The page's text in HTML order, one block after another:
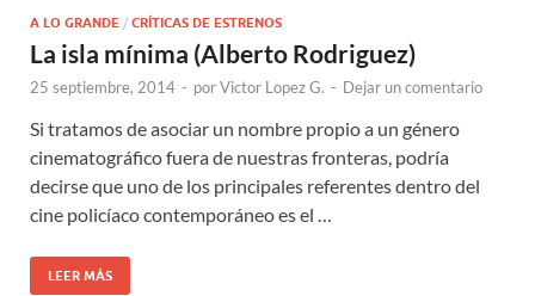
A LO GRANDE / CRÍTICAS DE ESTRENOS
La isla mínima (Alberto Rodriguez)
25 septiembre, 2014 - porVictor Lopez G. - Dejar un comentario
Si tratamos de asociar un nombre propio a un género
cinematográfico fuera de nuestras fronteras, podría
decirse que uno de los principales referentes dentro del
cine policíaco contemporáneo es el …
LEER MÁS